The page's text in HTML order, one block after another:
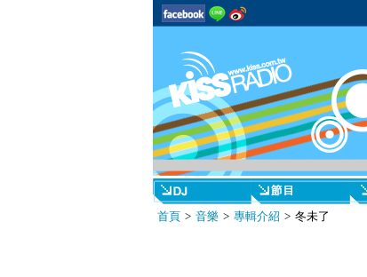
首頁> 音樂> 專輯介紹 > 冬未了